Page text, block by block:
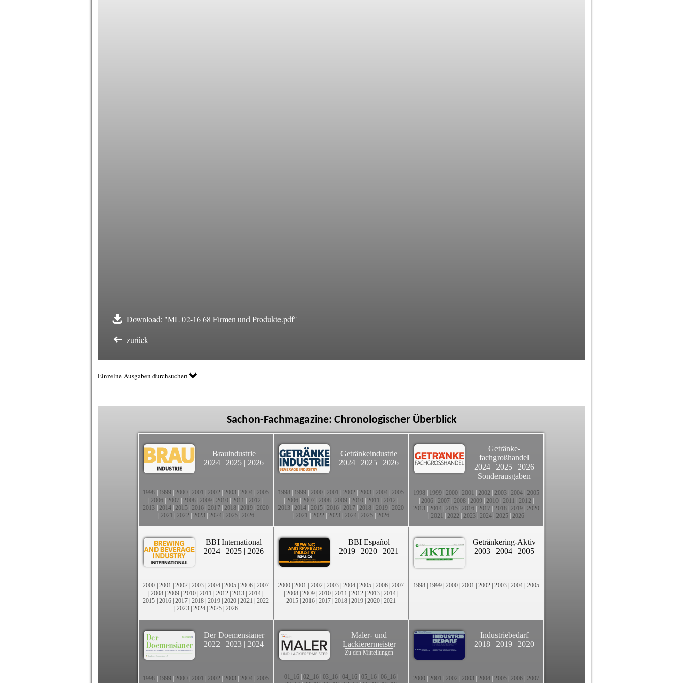
Download: "ML 02-16 68 Firmen und Produkte.pdf"
zurück
Einzelne Ausgaben durchsuchen
Sachon-Fachmagazine: Chronologischer Überblick
Brauindustrie
2024 | 2025 | 2026
1998 1999 2000 2001 2002 2003 2004 2005
2006 2007 2008 2009 2010 2011 2012
2013 2014 2015 2016 2017 2018 2019 2020
2021 2022 2023| 2024| 2025| 2026
Getränkeindustrie
2024 | 2025 | 2026
1998 1999 2000 2001 2002 2003 2004 2005
2006 2007 2008 2009 2010 2011 2012
2013 2014 2015 2016 2017 2018 2019 2020
2021 2022 2023| 2024| 2025| 2026
Getränke-
fachgroßhandel
2024 | 2025 | 2026
Sonderausgaben
1998 1999 2000 2001 2002 2003 2004 2005
2006 2007 2008 2009 2010 2011 2012
2013 2014 2015 2016 2017 2018 2019 2020
2021 2022 2023| 2024| 2025| 2026
BBI International
2024 | 2025 | 2026
2000 | 2001 | 2002 | 2003 | 2004 | 2005 | 2006 | 2007
| 2008 | 2009 | 2010 | 2011 | 2012 | 2013 | 2014 |
2015 | 2016 | 2017 | 2018 | 2019 | 2020 | 2021 | 2022
| 2023| 2024| 2025| 2026
BBI Español
2019 | 2020 | 2021
2000 | 2001 | 2002 | 2003 | 2004 | 2005 | 2006 | 2007
| 2008 | 2009 | 2010 | 2011 | 2012 | 2013 | 2014 |
2015 | 2016 | 2017 | 2018 | 2019 | 2020 | 2021
Getränkering-Aktiv
2003 | 2004 | 2005
1998 | 1999 | 2000 | 2001 | 2002 | 2003 | 2004 | 2005
Der Doemensianer
2022 | 2023 | 2024
1998 1999 2000 2001 2002 2003 2004 2005
Maler- und
Lackierermeister
Zu den Mitteilungen
01_16| 02_16| 03_16| 04_16| 05_16| 06_16|
Industriebedarf
2018 | 2019 | 2020
2000 2001 2002 2003 2004 2005 2006 2007